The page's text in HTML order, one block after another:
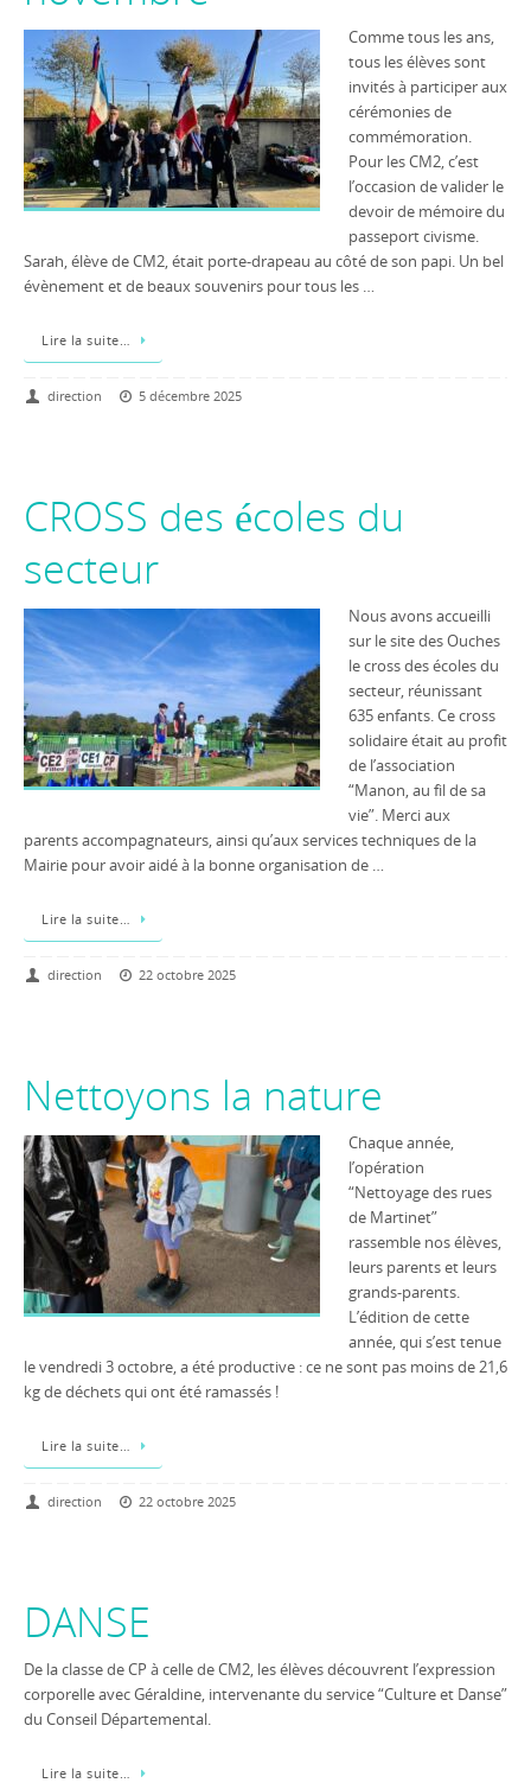
Comme tous les ans,
tous les élèves sont
invités à participer aux
cérémonies de
commémoration.
Pour les CM2, c’est
l’occasion de valider le
devoir de mémoire du
passeport civisme.
Sarah, élève de CM2, était porte-drapeau au côté de son papi. Un bel
évènement et de beaux souvenirs pour tous les …
Lire la suite…
direction 5 décembre 2025
CROSS des écoles du
secteur
Nous avons accueilli
sur le site des Ouches
le cross des écoles du
secteur, réunissant
635 enfants. Ce cross
solidaire était au profit
de l’association
“Manon, au fil de sa
vie”. Merci aux
parents accompagnateurs, ainsi qu’aux services techniques de la
Mairie pour avoir aidé à la bonne organisation de …
Lire la suite…
direction 22 octobre 2025
Nettoyons la nature
Chaque année,
l’opération
“Nettoyage des rues
de Martinet”
rassemble nos élèves,
leurs parents et leurs
grands-parents.
L’édition de cette
année, qui s’est tenue
le vendredi 3 octobre, a été productive : ce ne sont pas moins de 21,6
kg de déchets qui ont été ramassés !
Lire la suite…
direction 22 octobre 2025
DANSE
De la classe de CP à celle de CM2, les élèves découvrent l’expression
corporelle avec Géraldine, intervenante du service “Culture et Danse”
du Conseil Départemental.
Lire la suite…